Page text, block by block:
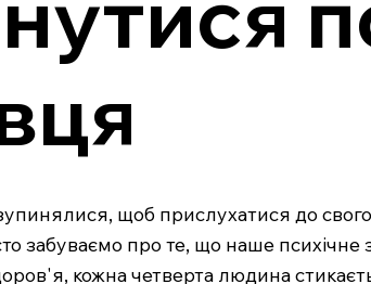
щоб прислухатися до
забуваємо про те, що наше психічне
кожна четверта людина